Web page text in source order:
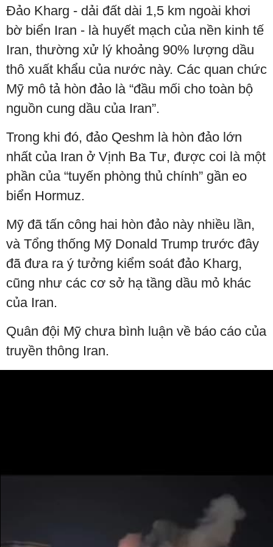
Đảo Kharg - dải đất dài 1,5 km ngoài khơi
bờ biển Iran - là huyết mạch của nền kinh tế
Iran, thường xử lý khoảng 90% lượng dầu
thô xuất khẩu của nước này. Các quan chức
Mỹ mô tả hòn đảo là “đầu mối cho toàn bộ
nguồn cung dầu của Iran”.
Trong khi đó, đảo Qeshm là hòn đảo lớn
nhất của Iran ở Vịnh Ba Tư, được coi là một
phần của “tuyến phòng thủ chính” gần eo
biển Hormuz.
Mỹ đã tấn công hai hòn đảo này nhiều lần,
và Tổng thống Mỹ Donald Trump trước đây
đã đưa ra ý tưởng kiểm soát đảo Kharg,
cũng như các cơ sở hạ tầng dầu mỏ khác
của Iran.
Quân đội Mỹ chưa bình luận về báo cáo của
truyền thông Iran.